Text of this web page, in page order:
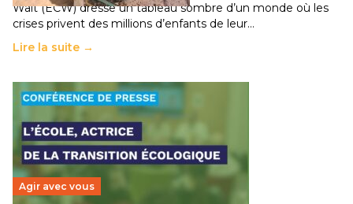
Wait (ECW) dresse un tableau sombre d’un monde où les
crises privent des millions d’enfants de leur…
Lire la suite →
Agir avec vous